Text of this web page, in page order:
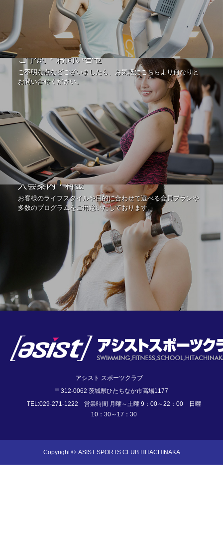
ご予約・お問い合せ
ご不明な点などございましたら、お気軽にこちらより何なりと
お問い合せください。
入会案内・料金
お客様のライフスタイルや目的に合わせて選べる会員プランや
多数のプログラムをご用意いたしております。
アシスト スポーツクラブ
〒312-0062 茨城県ひたちなか市高場1177
TEL:029-271-1222 営業時間 月曜～土曜 9：00～22：00 日曜
10：30～17：30
Copyright © ASIST SPORTS CLUB HITACHINAKA